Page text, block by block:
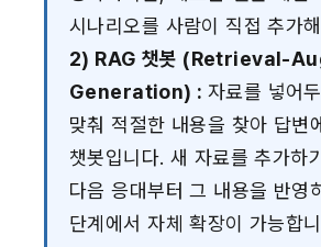
시나리오를 사람이 직접 추가
2) RAG 챗봇 (Retrieval-
Generation) : 자료를 넣어
맞춰 적절한 내용을 찾아 답변
챗봇입니다. 새 자료를 추가하
다음 응대부터 그 내용을 반영
단계에서 자체 확장이 가능합